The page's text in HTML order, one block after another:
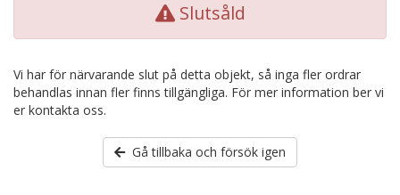
Slutsåld
Vi har för närvarande slut på detta objekt, så inga fler ordrar
behandlas innan fler finns tillgängliga. För mer information ber vi
er kontakta oss.
Gå tillbaka och försök igen